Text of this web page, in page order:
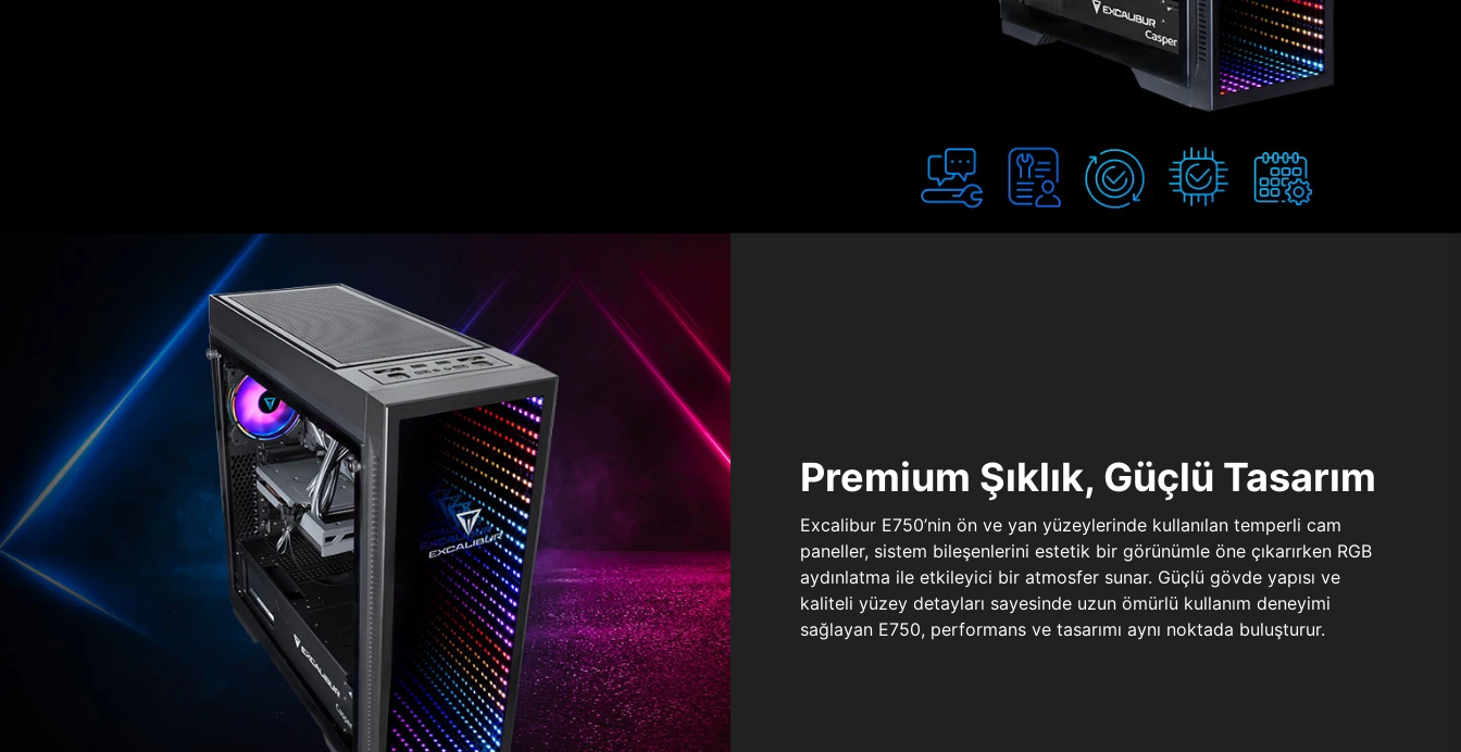
Premium Şıklık, Güçlü Tasarım
Excalibur E750’nin ön ve yan yüzeylerinde kullanılan temperli cam
paneller, sistem bileşenlerini estetik bir görünümle öne çıkarırken RGB
aydınlatma ile etkileyici bir atmosfer sunar. Güçlü gövde yapısı ve
kaliteli yüzey detayları sayesinde uzun ömürlü kullanım deneyimi
sağlayan E750, performans ve tasarımı aynı noktada buluşturur.